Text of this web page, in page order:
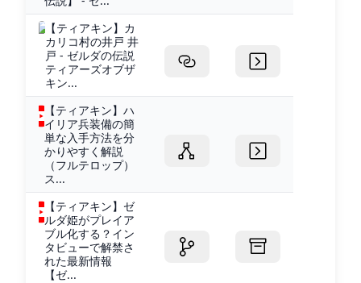
【ティアキン】カ
カリコ村の井戸 井
戸 - ゼルダの伝説
ティアーズオブザ
キン...
【ティアキン】ハ
イリア兵装備の簡
単な入手方法を分
かりやすく解説
（フルテロップ）
ス...
【ティアキン】ゼ
ルダ姫がプレイア
ブル化する？イン
タビューで解禁さ
れた最新情報
【ゼ...